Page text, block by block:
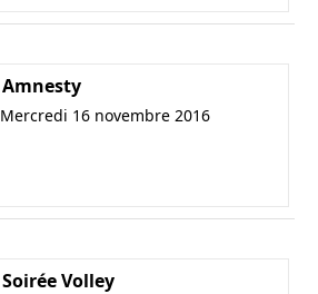
Amnesty
Mercredi 16 novembre 2016
Soirée Volley